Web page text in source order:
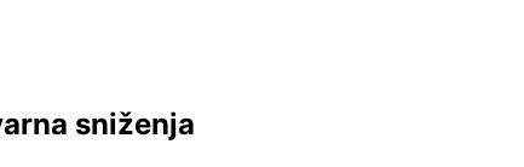
sniženja